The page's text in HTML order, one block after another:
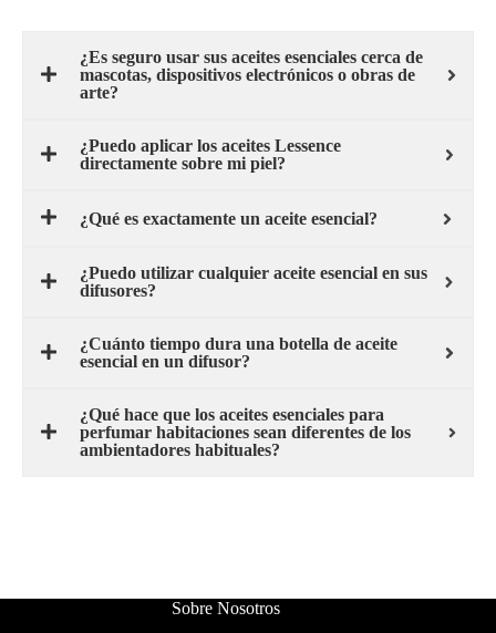
¿Es seguro usar sus aceites esenciales cerca de
mascotas, dispositivos electrónicos o obras de
arte?
¿Puedo aplicar los aceites Lessence
directamente sobre mi piel?
¿Qué es exactamente un aceite esencial?
¿Puedo utilizar cualquier aceite esencial en sus
difusores?
¿Cuánto tiempo dura una botella de aceite
esencial en un difusor?
¿Qué hace que los aceites esenciales para
perfumar habitaciones sean diferentes de los
ambientadores habituales?
Sobre Nosotros